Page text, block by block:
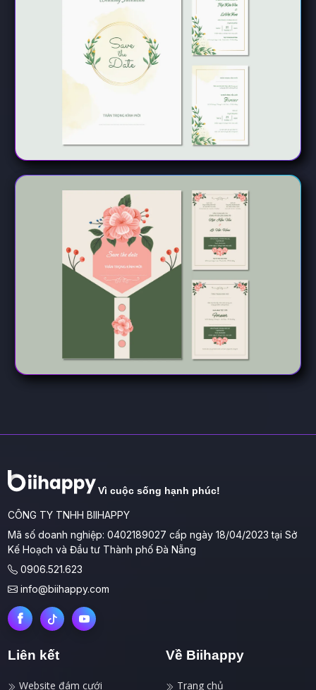
Vì cuộc sống hạnh phúc!
CÔNG TY TNHH BIIHAPPY
Mã số doanh nghiệp: 0402189027 cấp ngày 18/04/2023 tại Sở
Kế Hoạch và Đầu tư Thành phố Đà Nẵng
0906.521.623
info@biihappy.com
Liên kết
Website đám cưới
Về Biihappy
Trang chủ